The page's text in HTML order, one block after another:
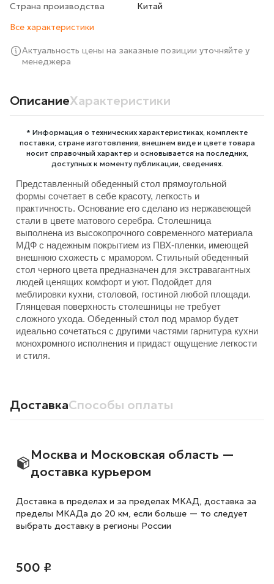
Страна производства
Китай
Все характеристики
Актуальность цены на заказные позиции уточняйте у
менеджера
ОписаниеХарактеристики
* Информация о технических характеристиках, комплекте
поставки, стране изготовления, внешнем виде и цвете товара
носит справочный характер и основывается на последних,
доступных к моменту публикации, сведениях.
Представленный обеденный стол прямоугольной
формы сочетает в себе красоту, легкость и
практичность. Основание его сделано из нержавеющей
стали в цвете матового серебра. Столешница
выполнена из высокопрочного современного материала
МДФ с надежным покрытием из ПВХ-пленки, имеющей
внешнюю схожесть с мрамором. Стильный обеденный
стол черного цвета предназначен для экстравагантных
людей ценящих комфорт и уют. Подойдет для
меблировки кухни, столовой, гостиной любой площади.
Глянцевая поверхность столешницы не требует
сложного ухода. Обеденный стол под мрамор будет
идеально сочетаться с другими частями гарнитура кухни
монохромного исполнения и придаст ощущение легкости
и стиля.
ДоставкаСпособы оплаты
Москва и Московская область —
доставка курьером
Доставка в пределах и за пределах МКАД, доставка за
пределы МКАДа до 20 км, если больше — то следует
выбрать доставку в регионы России
500 ₽